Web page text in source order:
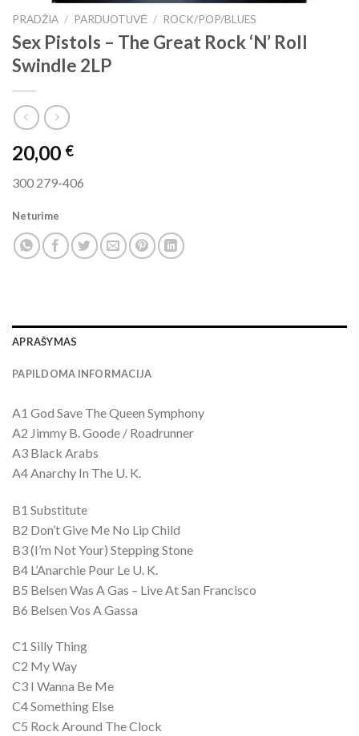
PRADŽIA / PARDUOTUVĖ / ROCK/POP/BLUES
Sex Pistols ‎– The Great Rock ‘N’ Roll
Swindle 2LP
20,00 €
300 279-406
Neturime
APRAŠYMAS
PAPILDOMA INFORMACIJA
A1 God Save The Queen Symphony
A2 Jimmy B. Goode / Roadrunner
A3 Black Arabs
A4 Anarchy In The U. K.
B1 Substitute
B2 Don’t Give Me No Lip Child
B3 (I’m Not Your) Stepping Stone
B4 L’Anarchie Pour Le U. K.
B5 Belsen Was A Gas – Live At San Francisco
B6 Belsen Vos A Gassa
C1 Silly Thing
C2 My Way
C3 I Wanna Be Me
C4 Something Else
C5 Rock Around The Clock